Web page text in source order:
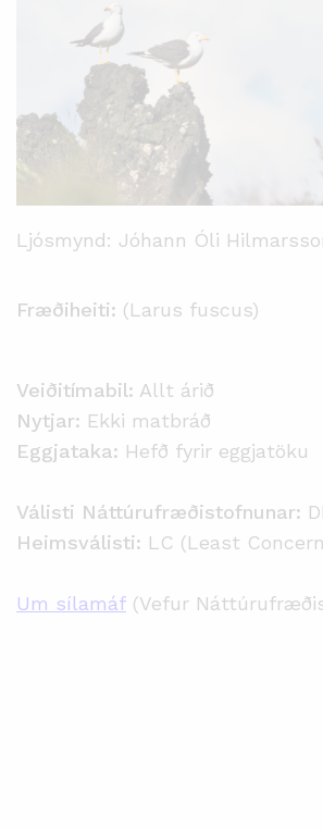
Ljósmynd: Jóhann Óli
Fræðiheiti: (Larus fuscus)
Veiðitímabil: Allt árið
Nytjar: Ekki matbráð
Eggjataka: Hefð fyrir eggjatöku
Válisti Náttúrufræðistofnunar:
Heimsválisti: LC (Least
Um sílamáf (Vefur